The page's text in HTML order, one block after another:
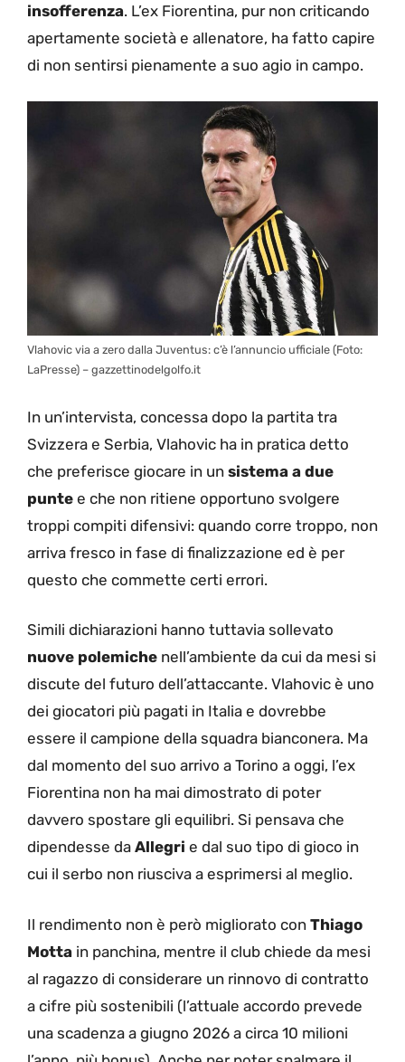
insofferenza. L’ex Fiorentina, pur non criticando
apertamente società e allenatore, ha fatto capire
di non sentirsi pienamente a suo agio in campo.
Vlahovic via a zero dalla Juventus: c’è l’annuncio ufficiale (Foto:
LaPresse) – gazzettinodelgolfo.it
In un’intervista, concessa dopo la partita tra
Svizzera e Serbia, Vlahovic ha in pratica detto
che preferisce giocare in un sistema a due
punte e che non ritiene opportuno svolgere
troppi compiti difensivi: quando corre troppo, non
arriva fresco in fase di finalizzazione ed è per
questo che commette certi errori.
Simili dichiarazioni hanno tuttavia sollevato
nuove polemiche nell’ambiente da cui da mesi si
discute del futuro dell’attaccante. Vlahovic è uno
dei giocatori più pagati in Italia e dovrebbe
essere il campione della squadra bianconera. Ma
dal momento del suo arrivo a Torino a oggi, l’ex
Fiorentina non ha mai dimostrato di poter
davvero spostare gli equilibri. Si pensava che
dipendesse da Allegri e dal suo tipo di gioco in
cui il serbo non riusciva a esprimersi al meglio.
Il rendimento non è però migliorato con Thiago
Motta in panchina, mentre il club chiede da mesi
al ragazzo di considerare un rinnovo di contratto
a cifre più sostenibili (l’attuale accordo prevede
una scadenza a giugno 2026 a circa 10 milioni